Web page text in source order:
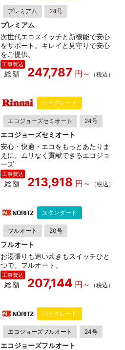
プレミアム 24号
プレミアム
次世代エコスイッチと新機能で安心
をサポート。キレイと見守りで安心
をご提供。
総額 247,787
ハイグレード
エコジョーズセミオート 24号
エコジョーズセミオート
安心・快適・エコをもっとあたりま
えに。ムリなく貢献できるエコジョ
ーズ
総額 213,918
スタンダード
フルオート 20号
フルオート
お湯張りも追い炊きもスイッチひと
つで。フルオート。
総額 207,144
ハイグレード
エコジョーズフルオート 24号
エコジョーズフルオート